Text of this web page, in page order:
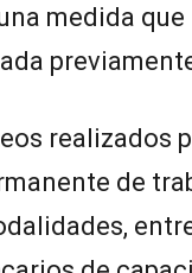
medida
realizados
de